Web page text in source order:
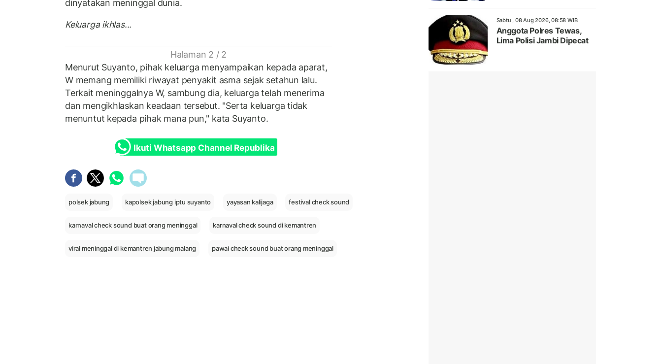
dinyatakan meninggal dunia.
Keluarga ikhlas...
Halaman 2 / 2
Menurut Suyanto, pihak keluarga menyampaikan kepada aparat,
W memang memiliki riwayat penyakit asma sejak setahun lalu.
Terkait meninggalnya W, sambung dia, keluarga telah menerima
dan mengikhlaskan keadaan tersebut. "Serta keluarga tidak
menuntut kepada pihak mana pun," kata Suyanto.
Ikuti Whatsapp Channel Republika
polsek jabung kapolsek jabung iptu suyanto yayasan kalijaga festival check sound
karnaval check sound buat orang meninggal karnaval check sound di kemantren
viral meninggal di kemantren jabung malang pawai check sound buat orang meninggal
Sabtu , 08 Aug 2026, 08:58 WIB
Anggota Polres Tewas,
Lima Polisi Jambi Dipecat